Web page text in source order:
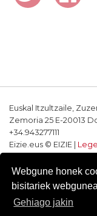
Webgune honek
bisitariek
Gehiago jakin
Euskal Itzultzaile,
Zemoria 25 E-20013
+34.943277111
Eizie.eus © EIZIE |